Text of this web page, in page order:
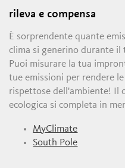
rileva e compensa
È sorprendente quante
clima si generino durante il
Puoi misurare la tua
tue emissioni per rendere
rispettose dell'ambiente! Il
ecologica si completa in
MyClimate
South Pole